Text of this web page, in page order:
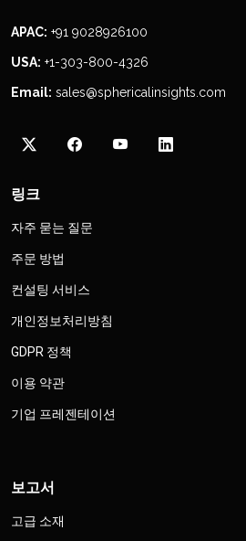
APAC: +91 9028926100
USA: +1-303-800-4326
Email: sales@sphericalinsights.com
링크
자주 묻는 질문
주문 방법
컨설팅 서비스
개인정보처리방침
GDPR 정책
이용 약관
기업 프레젠테이션
보고서
고급 소재